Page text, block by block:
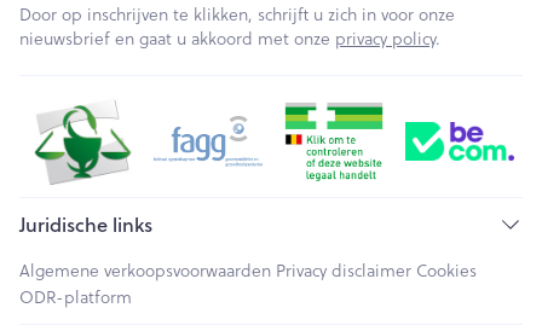
Door op inschrijven te klikken, schrijft u zich in voor onze
nieuwsbrief en gaat u akkoord met onze privacy policy.
Juridische links
Algemene verkoopsvoorwaarden Privacy disclaimer Cookies
ODR-platform